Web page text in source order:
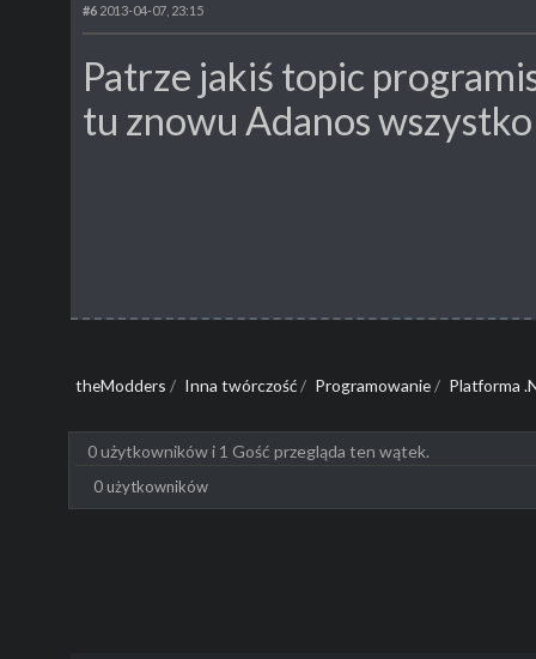
{
public void drukuj()
Console.WriteLine("Klasa B");
}
}
#6 2013-04-07, 23:15
Patrze jakiś topic
tu znowu Adanos
theModders / Inna twórczość/ Programowanie/ Platforma
0 użytkowników i 1 Gość przegląda ten wątek.
0 użytkowników